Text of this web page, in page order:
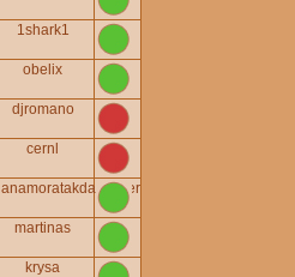
1shark1
obelix
djromano
cernl
anamoratakdalkinder
martinas
krysa